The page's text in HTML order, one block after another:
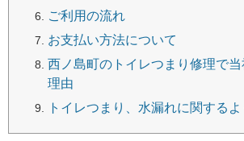
ご利用の流れ
お支払い方法について
西ノ島町のトイレつまり修理で
理由
トイレつまり、水漏れに関する